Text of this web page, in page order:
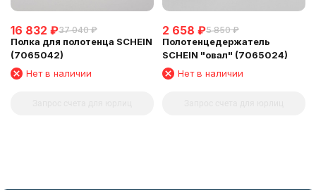
16 832 ₽37 040 ₽
Полка для полотенца SCHEIN
(7065042)
Нет в наличии
2 658 ₽5 850 ₽
Полотенцедержатель
SCHEIN "овал" (7065024)
Нет в наличии